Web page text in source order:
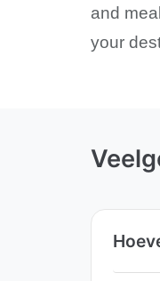
and
your